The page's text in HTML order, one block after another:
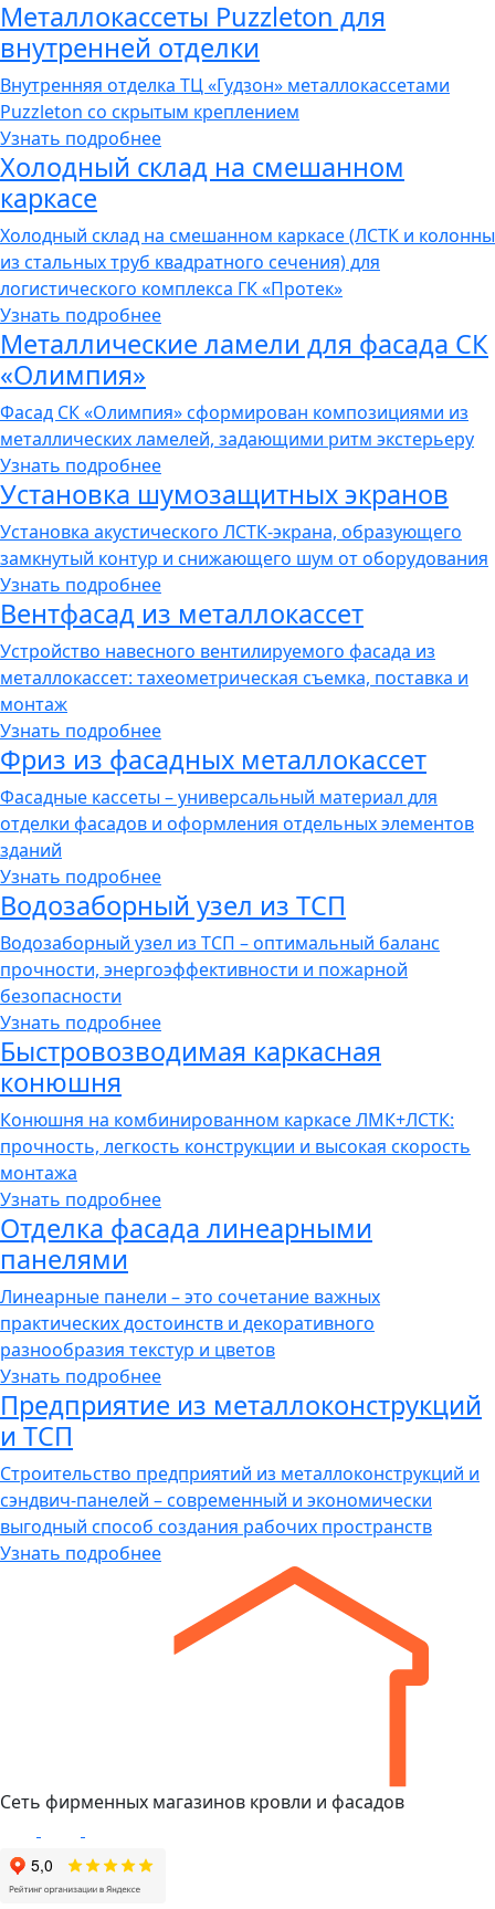
Металлокассеты Puzzleton для
внутренней отделки
Внутренняя отделка ТЦ «Гудзон» металлокассетами
Puzzleton со скрытым креплением
Узнать подробнее
Холодный склад на смешанном
каркасе
Холодный склад на смешанном каркасе (ЛСТК и колонны
из стальных труб квадратного сечения) для
логистического комплекса ГК «Протек»
Узнать подробнее
Металлические ламели для фасада СК
«Олимпия»
Фасад СК «Олимпия» сформирован композициями из
металлических ламелей, задающими ритм экстерьеру
Узнать подробнее
Установка шумозащитных экранов
Установка акустического ЛСТК-экрана, образующего
замкнутый контур и снижающего шум от оборудования
Узнать подробнее
Вентфасад из металлокассет
Устройство навесного вентилируемого фасада из
металлокассет: тахеометрическая съемка, поставка и
монтаж
Узнать подробнее
Фриз из фасадных металлокассет
Фасадные кассеты – универсальный материал для
отделки фасадов и оформления отдельных элементов
зданий
Узнать подробнее
Водозаборный узел из ТСП
Водозаборный узел из ТСП – оптимальный баланс
прочности, энергоэффективности и пожарной
безопасности
Узнать подробнее
Быстровозводимая каркасная
конюшня
Конюшня на комбинированном каркасе ЛМК+ЛСТК:
прочность, легкость конструкции и высокая скорость
монтажа
Узнать подробнее
Отделка фасада линеарными
панелями
Линеарные панели – это сочетание важных
практических достоинств и декоративного
разнообразия текстур и цветов
Узнать подробнее
Предприятие из металлоконструкций
и ТСП
Строительство предприятий из металлоконструкций и
сэндвич-панелей – современный и экономически
выгодный способ создания рабочих пространств
Узнать подробнее
Сеть фирменных магазинов кровли и фасадов